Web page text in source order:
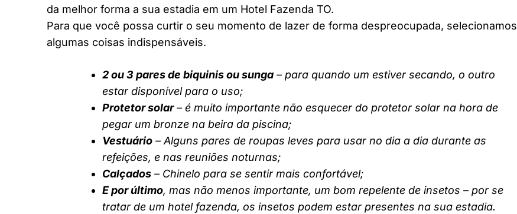
da melhor forma a sua estadia em um Hotel Fazenda TO.
Para que você possa curtir o seu momento de lazer de forma despreocupada, selecionamos
algumas coisas indispensáveis.
2 ou 3 pares de biquinis ou sunga – para quando um estiver secando, o outro
estar disponível para o uso;
Protetor solar– é muito importante não esquecer do protetor solar na hora de
pegar um bronze na beira da piscina;
Vestuário – Alguns pares de roupas leves para usar no dia a dia durante as
refeições, e nas reuniões noturnas;
Calçados – Chinelo para se sentir mais confortável;
E por último, mas não menos importante, um bom repelente de insetos – por se
tratar de um hotel fazenda, os insetos podem estar presentes na sua estadia.